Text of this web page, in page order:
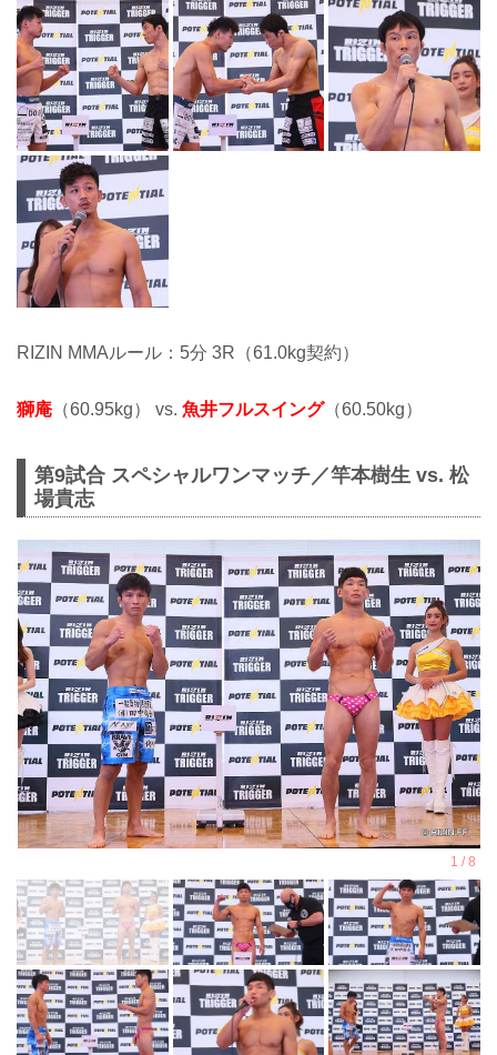
RIZIN MMAルール：5分 3R（61.0kg契約）
獅庵 （60.95kg） vs. 魚井フルスイング（60.50kg）
第9試合 スペシャルワンマッチ／竿本樹生 vs. 松
場貴志